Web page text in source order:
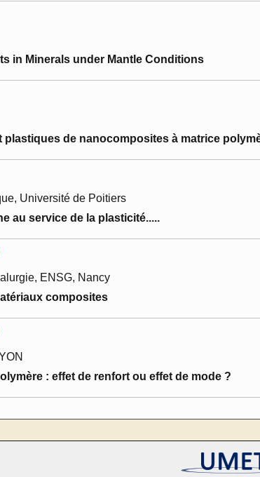
in Minerals under Mantle Conditions
plastiques de nanocomposites à matrice
Université de Poitiers
au service de la plasticité.....
ENSG, Nancy
composites
: effet de renfort ou effet de mode ?